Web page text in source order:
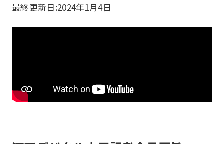
最終更新日:2024年1月4日